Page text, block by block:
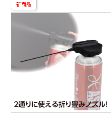
新商品